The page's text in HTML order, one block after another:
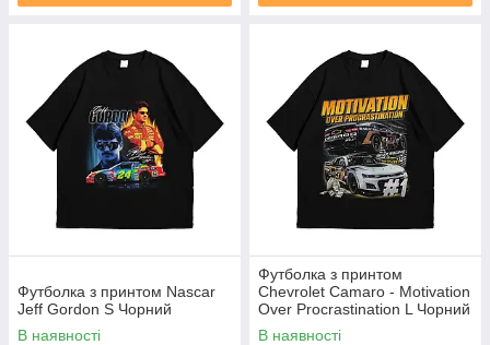
Футболка з принтом Nascar
Jeff Gordon S Чорний
В наявності
Футболка з принтом
Chevrolet Camaro - Motivation
Over Procrastination L Чорний
В наявності